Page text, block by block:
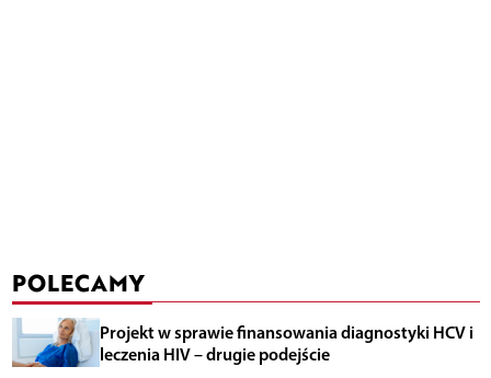
POLECAMY
Projekt w sprawie finansowania diagnostyki HCV i
leczenia HIV – drugie podejście